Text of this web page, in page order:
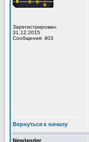
Зарегистрирован:
31.12.2015
Сообщения: 403
Вернуться к началу
Newlander